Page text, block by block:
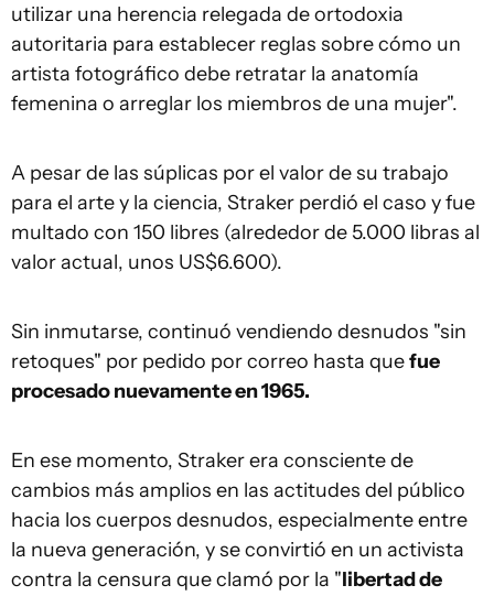
utilizar una herencia relegada de ortodoxia
autoritaria para establecer reglas sobre cómo un
artista fotográfico debe retratar la anatomía
femenina o arreglar los miembros de una mujer".
A pesar de las súplicas por el valor de su trabajo
para el arte y la ciencia, Straker perdió el caso y fue
multado con 150 libres (alrededor de 5.000 libras al
valor actual, unos US$6.600).
Sin inmutarse, continuó vendiendo desnudos "sin
retoques" por pedido por correo hasta quefue
procesado nuevamente en 1965.
En ese momento, Straker era consciente de
cambios más amplios en las actitudes del público
hacia los cuerpos desnudos, especialmente entre
la nueva generación, y se convirtió en un activista
contra la censura que clamó por la "libertad de